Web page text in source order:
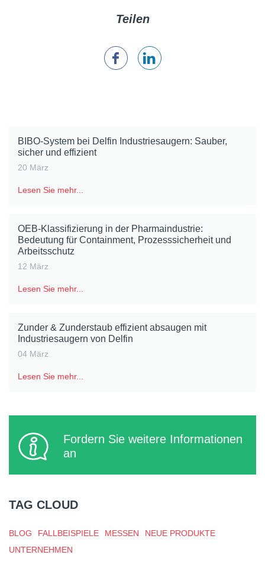
Teilen
BIBO-System bei Delfin Industriesaugern: Sauber,
sicher und effizient
20 März
Lesen Sie mehr...
OEB-Klassifizierung in der Pharmaindustrie:
Bedeutung für Containment, Prozesssicherheit und
Arbeitsschutz
12 März
Lesen Sie mehr...
Zunder & Zunderstaub effizient absaugen mit
Industriesaugern von Delfin
04 März
Lesen Sie mehr...
Fordern Sie weitere Informationen
an
TAG CLOUD
BLOG FALLBEISPIELE MESSEN
NEUE PRODUKTE
UNTERNEHMEN